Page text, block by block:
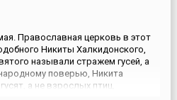
Православная церковь в этот
Никиты Халкидонского,
называли стражем гусей, а
поверью, Никита
а не взрослых птиц,